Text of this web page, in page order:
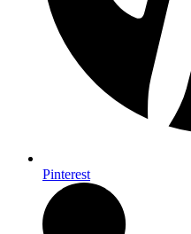
Pinterest